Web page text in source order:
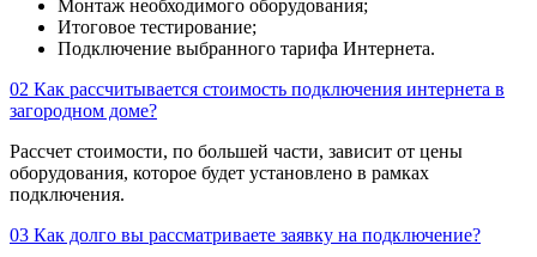
Монтаж необходимого оборудования;
Итоговое тестирование;
Подключение выбранного тарифа Интернета.
02 Как рассчитывается стоимость подключения интернета в
загородном доме?
Рассчет стоимости, по большей части, зависит от цены
оборудования, которое будет установлено в рамках
подключения.
03 Как долго вы рассматриваете заявку на подключение?